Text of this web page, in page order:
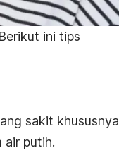
ini tips
sakit khususnya
air putih.